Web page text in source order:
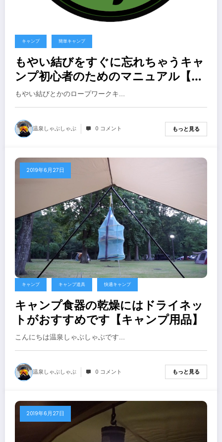
キャンプ 簡単キャンプ
もやい結びをすぐに忘れちゃうキャ
ンプ初心者のためのマニュアル【ロ
ープワーク】
もやい結びとかのロープワークキ…
温泉しゃぶしゃぶ 0 コメント もっと見る
2019年6月27日
キャンプ キャンプ道具 快適キャンプ
キャンプ食器の乾燥にはドライネッ
トがおすすめです【キャンプ用品】
こんにちは温泉しゃぶしゃぶです…
温泉しゃぶしゃぶ 0 コメント もっと見る
2019年6月27日